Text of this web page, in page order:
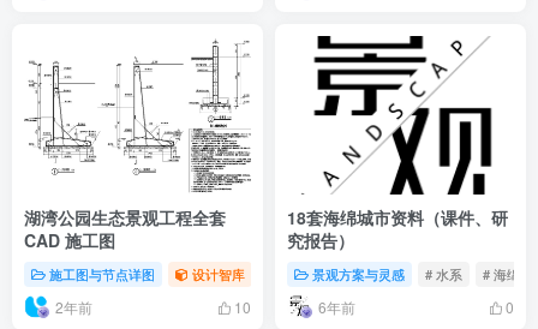
湖湾公园生态景观工程全套
CAD 施工图
施工图与节点详图 设计智库 # 设计 # 景观 # CAD
2年前 10
18套海绵城市资料（课件、研
究报告）
景观方案与灵感 # 水系 # 海绵城
6年前 0